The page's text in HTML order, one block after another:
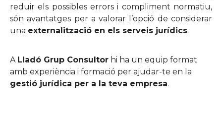
reduir els possibles errors i compliment normatiu,
són avantatges per a valorar l’opció de considerar
una externalització en els serveis jurídics.
A Lladó Grup Consultor hi ha un equip format
amb experiència i formació per ajudar-te en la
gestió jurídica per a la teva empresa.